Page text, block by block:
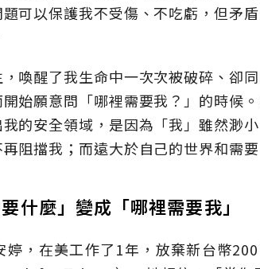
可以保護我不受傷、不吃虧，但矛
喚醒了我生命中一次次被破碎、卻
始願意問「哪裡需要我？」的時候
的安全領域，是因為「我」雖然渺
阻擋我；而遠大於自己的世界和需
什麼」變成「哪裡需要我」
婷，在美工作了1年，放棄新台幣